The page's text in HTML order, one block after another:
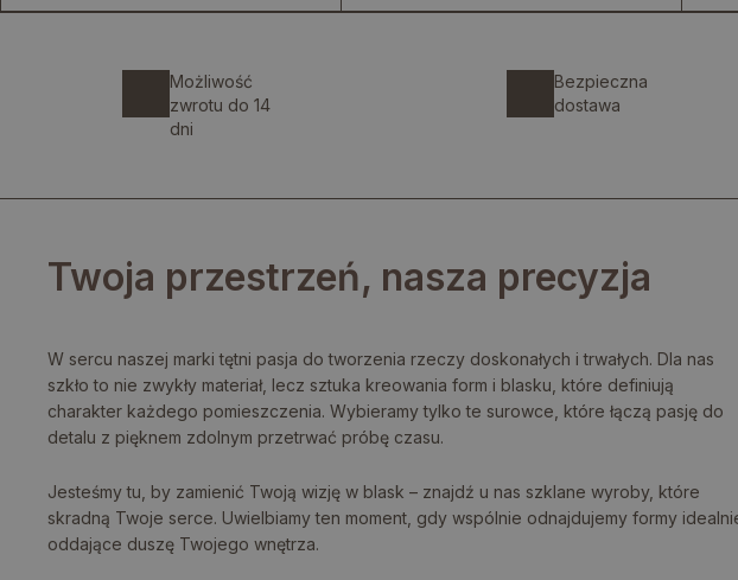
Możliwość
zwrotu do 14
dni
Bezpieczna
dostawa
Twoja przestrzeń, nasza precyzja
W sercu naszej marki tętni pasja do tworzenia rzeczy doskonałych i trwałych. Dla nas
szkło to nie zwykły materiał, lecz sztuka kreowania form i blasku, które definiują
charakter każdego pomieszczenia. Wybieramy tylko te surowce, które łączą pasję do
detalu z pięknem zdolnym przetrwać próbę czasu.
Jesteśmy tu, by zamienić Twoją wizję w blask – znajdź u nas szklane wyroby, które
skradną Twoje serce. Uwielbiamy ten moment, gdy wspólnie odnajdujemy formy
oddające duszę Twojego wnętrza.